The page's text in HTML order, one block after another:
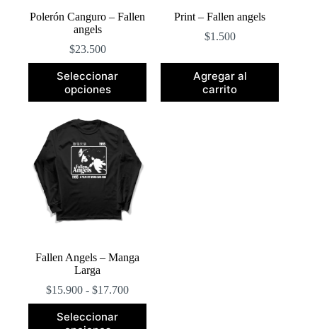
Polerón Canguro – Fallen
angels
$23.500
Seleccionar
opciones
producto
tiene
variantes.
Las
opciones
se
pueden
elegir
página
Print – Fallen angels
$1.500
Agregar al
carrito
Fallen Angels – Manga
Larga
$15.900 - $17.700Rango
de
Seleccionar
Este
producto